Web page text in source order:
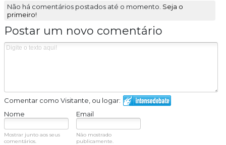
Não há comentários postados até o momento. Seja o
primeiro!
Postar um novo comentário
Comentar como Visitante, ou logar:
Nome
Email
Mostrar junto aos seus
comentários.
Não mostrado
publicamente.